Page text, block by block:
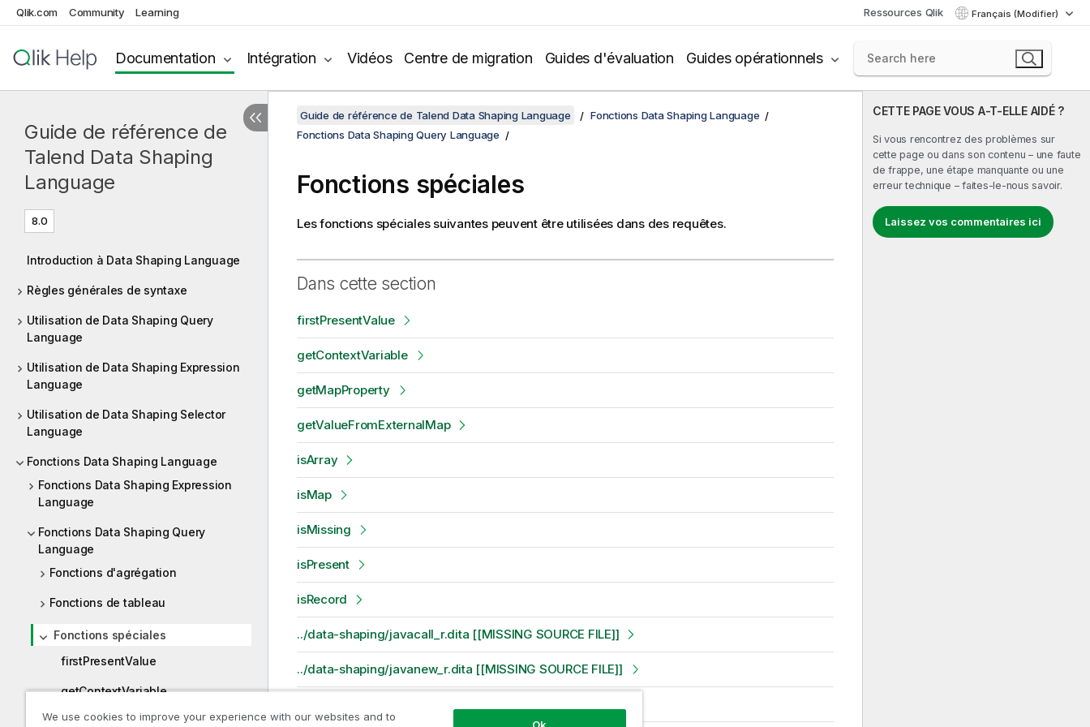
Qlik.com Community Learning Ressources Qlik Français (Modifier)
Documentation Intégration Vidéos Centre de migration Guides d'évaluation Guides opérationnels
Guide de référence de
Talend Data Shaping
Language
8.0
Introduction à Data Shaping Language
Règles générales de syntaxe
Utilisation de Data Shaping Query
Language
Utilisation de Data Shaping Expression
Language
Utilisation de Data Shaping Selector
Language
Fonctions Data Shaping Language
Fonctions Data Shaping Expression
Language
Fonctions Data Shaping Query
Language
Fonctions d'agrégation
Fonctions de tableau
Fonctions spéciales
firstPresentValue
getContextVariable
getMapProperty
CETTE PAGE VOUS A-T-ELLE AIDÉ ?
Si vous rencontrez des problèmes sur
cette page ou dans son contenu – une faute
de frappe, une étape manquante ou une
erreur technique – faites-le-nous savoir.
Laissez vos commentaires ici
Guide de référence de Talend Data Shaping Language
Fonctions Data Shaping Language
Fonctions Data Shaping Query Language
Fonctions spéciales
Les fonctions spéciales suivantes peuvent être utilisées dans des requêtes.
Dans cette section
firstPresentValue
getContextVariable
getMapProperty
getValueFromExternalMap
isArray
isMap
isMissing
isPresent
isRecord
../data-shaping/javacall_r.dita [[MISSING SOURCE FILE]]
../data-shaping/javanew_r.dita [[MISSING SOURCE FILE]]
We use cookies to improve your experience with our websites and to